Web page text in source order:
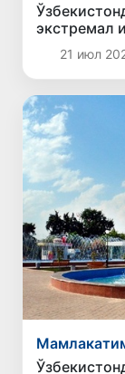
экстремал
21 июл